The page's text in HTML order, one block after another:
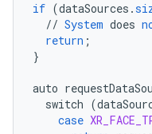
if (dataSources .
// System does
return ;
}
auto
switch (
case